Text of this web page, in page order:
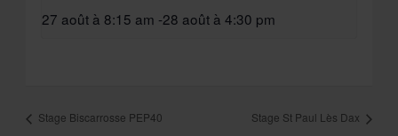
27 août à 8:15 am -28 août à 4:30 pm
Stage Biscarrosse PEP40 Stage St Paul Lès Dax